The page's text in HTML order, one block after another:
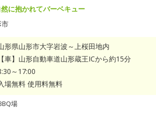
に抱かれてバーベキュー
形県山形市大字岩波～上桜田地内
【車】山形自動車道山形蔵王ICから約15分
～17:00
場無料 使用料無料
場